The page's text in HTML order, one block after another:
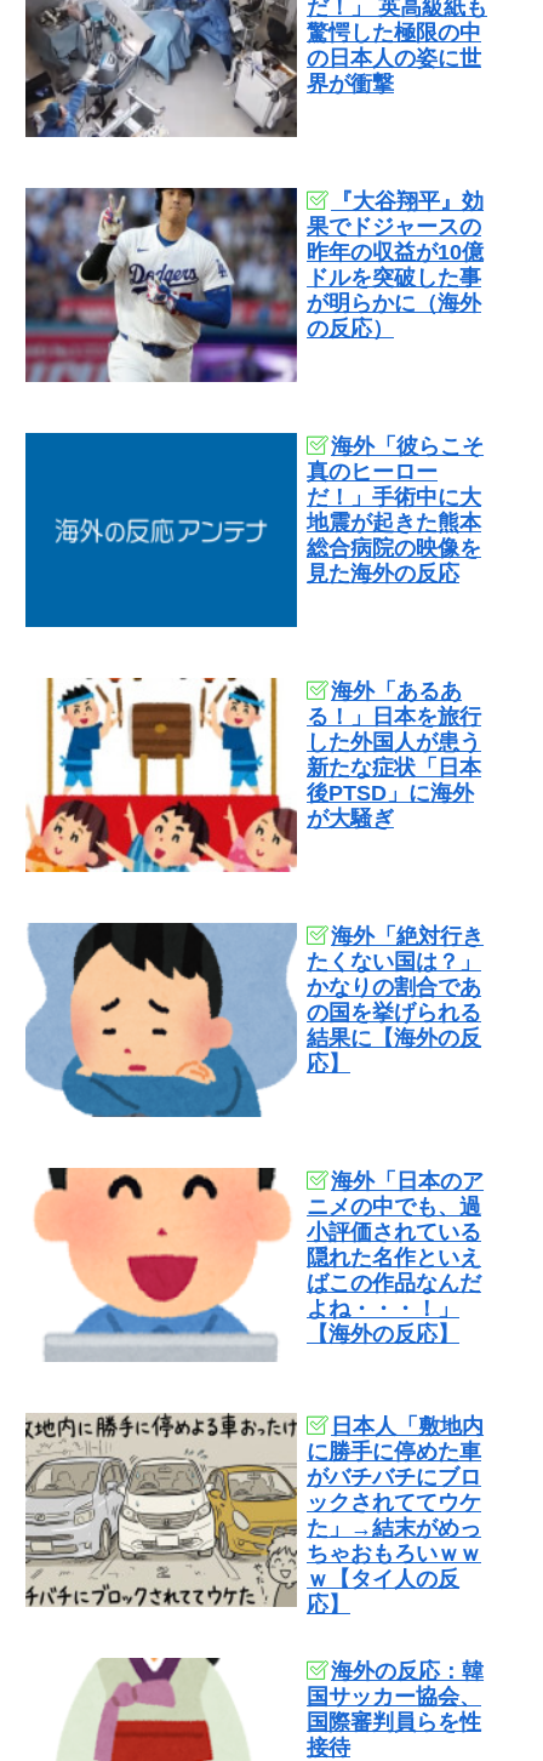
だ！」 英高級紙も
驚愕した極限の中
の日本人の姿に世
界が衝撃
『大谷翔平』効
果でドジャースの
昨年の収益が10億
ドルを突破した事
が明らかに（海外
の反応）
海外「彼らこそ
真のヒーロー
だ！」手術中に大
地震が起きた熊本
総合病院の映像を
見た海外の反応
海外「あるあ
る！」日本を旅行
した外国人が患う
新たな症状「日本
後PTSD」に海外
が大騒ぎ
海外「絶対行き
たくない国は？」
かなりの割合であ
の国を挙げられる
結果に【海外の反
応】
海外「日本のア
ニメの中でも、過
小評価されている
隠れた名作といえ
ばこの作品なんだ
よね・・・！」
【海外の反応】
日本人「敷地内
に勝手に停めた車
がバチバチにブロ
ックされててウケ
た」→結末がめっ
ちゃおもろいｗｗ
ｗ【タイ人の反
応】
海外の反応：韓
国サッカー協会、
国際審判員らを性
接待